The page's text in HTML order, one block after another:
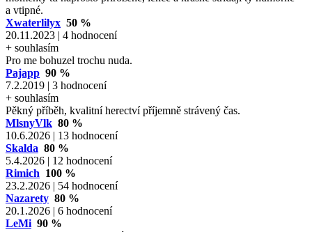
a vtipné.
Xwaterlilyx 50 %
20.11.2023 | 4 hodnocení
+ souhlasím
Pro me bohuzel trochu nuda.
Pajapp 90 %
7.2.2019 | 3 hodnocení
+ souhlasím
Pěkný příběh, kvalitní herectví příjemně strávený čas.
MlsnyVlk 80 %
10.6.2026 | 13 hodnocení
Skalda 80 %
5.4.2026 | 12 hodnocení
Rimich 100 %
23.2.2026 | 54 hodnocení
Nazarety 80 %
20.1.2026 | 6 hodnocení
LeMi 90 %